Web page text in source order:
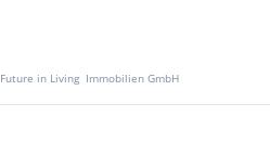
Future in Living  Immobilien GmbH